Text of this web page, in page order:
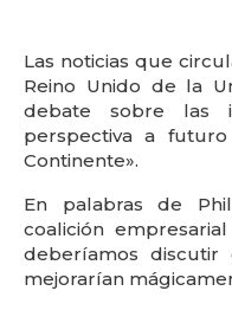
Las noticias que
Reino Unido de la
debate sobre las
perspectiva a
Continente».
En palabras de
coalición
deberíamos discutir
mejorarían